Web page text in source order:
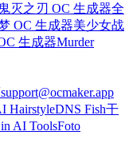
鬼灭之刃 OC 生成器全
OC 生成器美少女战
生成器Murder
support@ocmaker.app
HairstyleDNS Fish干
AI ToolsFoto